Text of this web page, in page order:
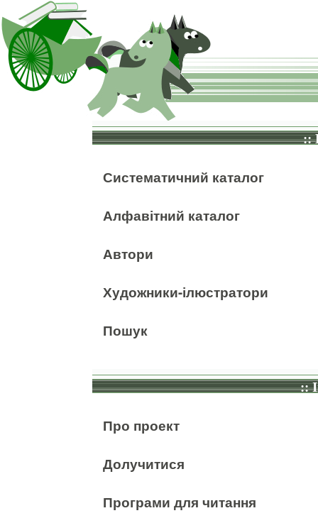
::
Систематичний каталог
Алфавітний каталог
Автори
Художники-ілюстратори
Пошук
::
Про проект
Долучитися
Програми для читання